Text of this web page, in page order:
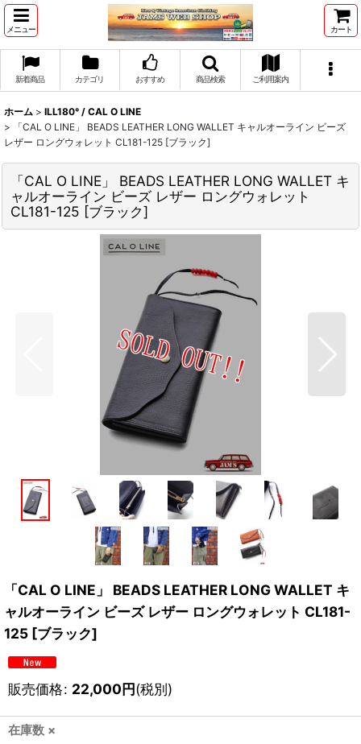
メニュー カート
新着商品 カテゴリ おすすめ 商品検索 ご利用案内
ホーム > ILL180° / CAL O LINE
>
「CAL O LINE」 BEADS LEATHER LONG WALLET キャルオーライン ビーズ
レザー ロングウォレット CL181-125 [ブラック]
「CAL O LINE」 BEADS LEATHER LONG WALLET キ
ャルオーライン ビーズ レザー ロングウォレット
CL181-125 [ブラック]
「CAL O LINE」 BEADS LEATHER LONG WALLET キ
ャルオーライン ビーズ レザー ロングウォレット CL181-
125 [ブラック]
販売価格: 22,000円(税別)
在庫数 ×